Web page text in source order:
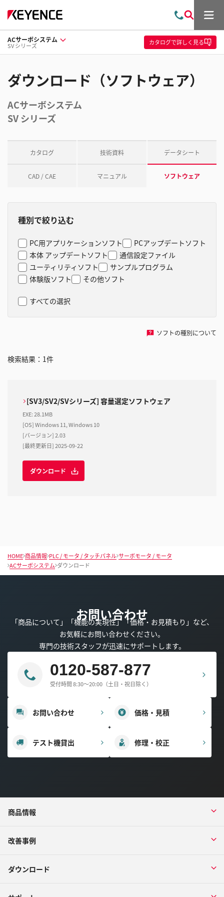
問
い
合
わ
索
メ
ュ
ー
ACサーボシステム
SV シリーズ カタログで詳しく見る
ダウンロード（ソフトウェア）
ACサーボシステム
SV シリーズ
カタログ 技術資料 データシート
CAD / CAE マニュアル ソフトウェア
種別で絞り込む
PC用アプリケーションソフト
PCアップデートソフト
本体 アップデートソフト
通信設定ファイル
ユーティリティソフト
サンプルプログラム
体験版ソフト
その他ソフト
すべての選択
ソフトの種別について
検索結果： 1件
[SV3/SV2/SVシリーズ] 容量選定ソフトウェア
EXE:28.1MB
[OS] Windows 11, Windows 10
[バージョン] 2.03
[最終更新日] 2025-09-22
ダウンロード
HOME 商品情報 PLC / モータ / タッチパネル サーボモータ / モータ
ACサーボシステム ダウンロード
お問い合わせ
「商品について」「機能の実現性」「価格・お見積もり」など、
お気軽にお問い合わせください。
専門の技術スタッフが迅速にサポートします。
0120-587-877
受付時間 8:30～20:00（土日・祝日除く）
お問い合わせ 価格・見積
テスト機貸出 修理・校正
商品情報
改善事例
ダウンロード